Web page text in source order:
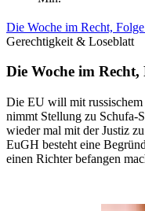
Die Woche im Recht,
Gerechtigkeit & Loseblatt
Die Woche im Recht,
Die EU will mit
nimmt Stellung zu Schufa-
wieder mal mit der Justiz
EuGH besteht eine
einen Richter befangen